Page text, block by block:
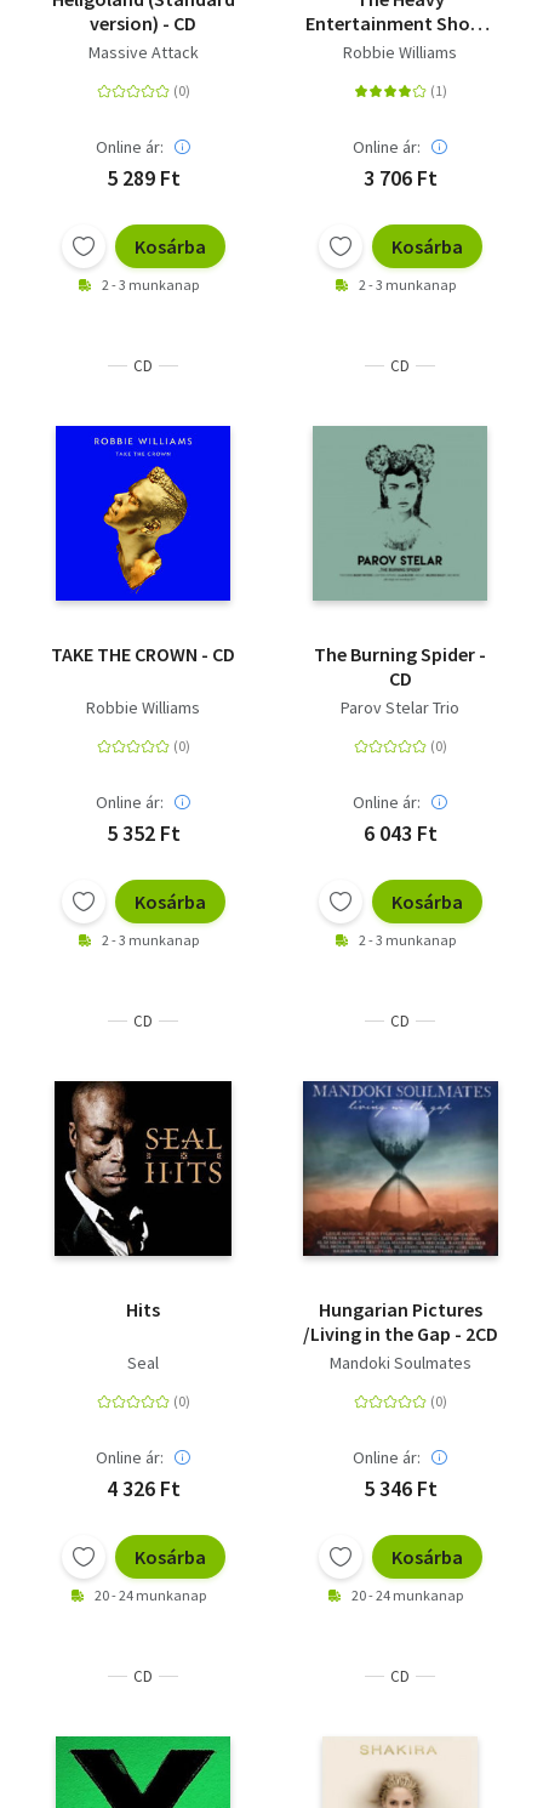
version) - CD
Massive Attack
Online ár:
5 289 Ft
Kosárba
2 - 3 munkanap
Entertainment Show -
CD/DVD
Robbie Williams
Online ár:
3 706 Ft
Kosárba
2 - 3 munkanap
CD
TAKE THE CROWN - CD
Robbie Williams
Online ár:
5 352 Ft
Kosárba
2 - 3 munkanap
CD
The Burning Spider -
CD
Parov Stelar Trio
Online ár:
6 043 Ft
Kosárba
2 - 3 munkanap
CD
Hits
Seal
Online ár:
4 326 Ft
Kosárba
20 - 24 munkanap
CD
Hungarian Pictures
/Living in the Gap - 2CD
Mandoki Soulmates
Online ár:
5 346 Ft
Kosárba
20 - 24 munkanap
CD CD